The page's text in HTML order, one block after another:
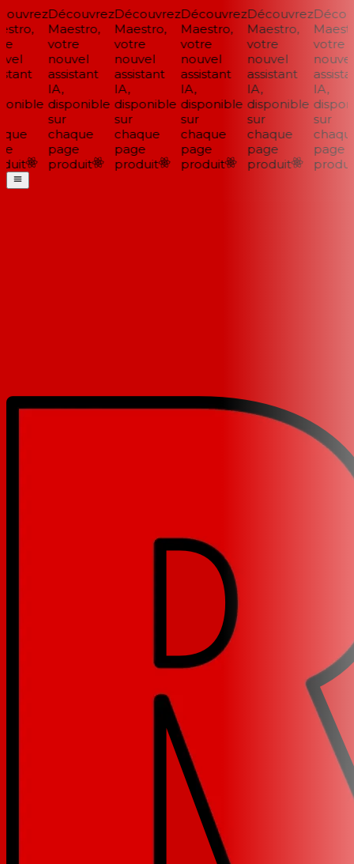
Découvrez
Maestro,
votre
nouvel
assistant
IA,
disponible
sur
chaque
page
produit
Découvrez
Maestro,
votre
nouvel
assistant
IA,
disponible
sur
chaque
page
produit
Découvrez
Maestro,
votre
nouvel
assistant
IA,
disponible
sur
chaque
page
produit
Découvrez
Maestro,
votre
nouvel
assistant
IA,
disponible
sur
chaque
page
produit
votre
nouvel
IA,
sur
chaque
page
produit